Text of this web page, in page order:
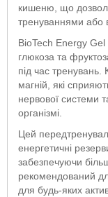
кишеню, що
тренуваннями або
BioTech Energy Gel
глюкоза та
під час тренувань.
магній, які
нервової системи
організмі.
Цей
енергетичні
забезпечуючи
рекомендований
для будь-яких